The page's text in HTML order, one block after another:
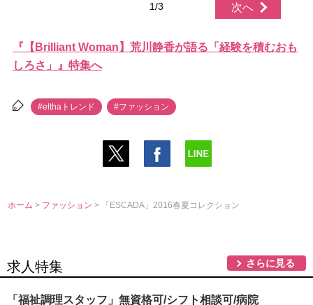
次へ
1/3
『【Brilliant Woman】荒川静香が語る「経験を積むおも
しろさ」』特集へ
#elthaトレンド #ファッション
ホーム > ファッション> 「ESCADA」2016春夏コレクション
求人特集 さらに見る
「福祉調理スタッフ」無資格可/シフト相談可/病院